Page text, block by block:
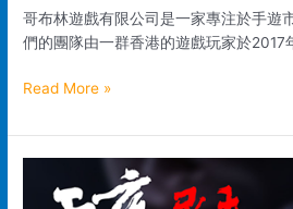
哥布林遊戲有限公司是一家專注於手遊
們的團隊由一群香港的遊戲玩家於2017
Read More »